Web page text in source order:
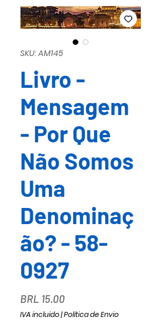
SKU: AM145
Livro -
Mensagem
- Por Que
Não Somos
Uma
Denominaç
ão? - 58-
0927
BRL 15.00Precio
IVA incluido|Política de Envio